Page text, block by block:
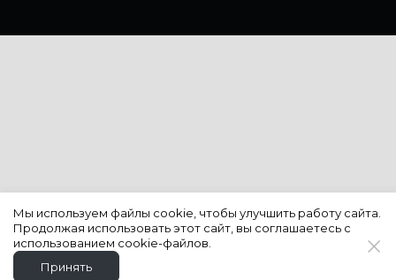
Мы используем файлы cookie, чтобы улучшить работу сайта.
Продолжая использовать этот сайт, вы соглашаетесь с
использованием cookie-файлов.
Принять